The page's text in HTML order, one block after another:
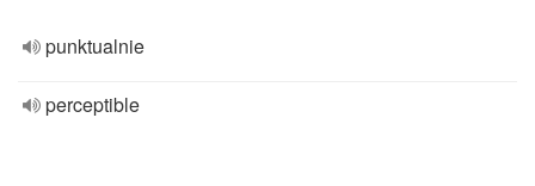
punktualnie
perceptible